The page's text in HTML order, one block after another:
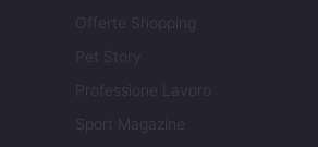
Offerte Shopping
Pet Story
Professione Lavoro
Sport Magazine